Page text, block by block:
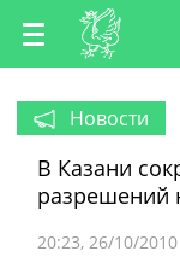
RU
EN
Новости
В Казани
разрешений
20:23 26/10/2010